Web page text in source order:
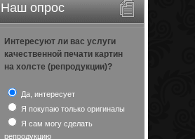
Наш опрос
Интересуют ли вас услуги
качественной печати картин
на холсте (репродукции)?
Да, интересует
Я покупаю только оригиналы
Я сам могу сделать
репродукцию